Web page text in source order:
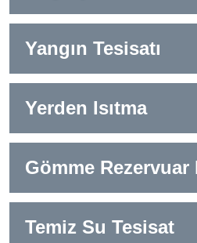
Yangın Tesisatı
Yerden Isıtma
Gömme
Temiz Su Tesisat